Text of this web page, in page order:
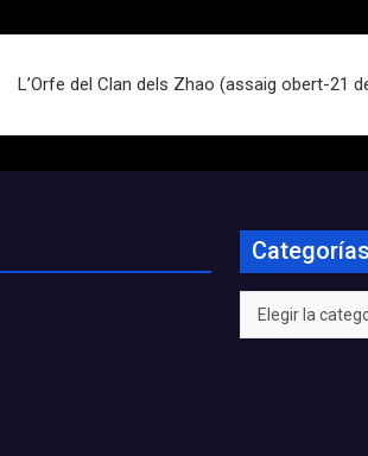
L’Orfe del Clan dels Zhao (assaig obert-21
Categorías
Categorías